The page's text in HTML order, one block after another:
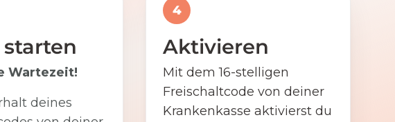
Wartezeit!
deines
4
Aktivieren
Mit dem 16-stelligen
Freischaltcode von deiner
Krankenkasse aktivierst du